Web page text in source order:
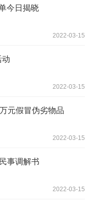
今日揭晓
2022-03-15
动
2022-03-15
元假冒伪劣物品
2022-03-15
事调解书
2022-03-15